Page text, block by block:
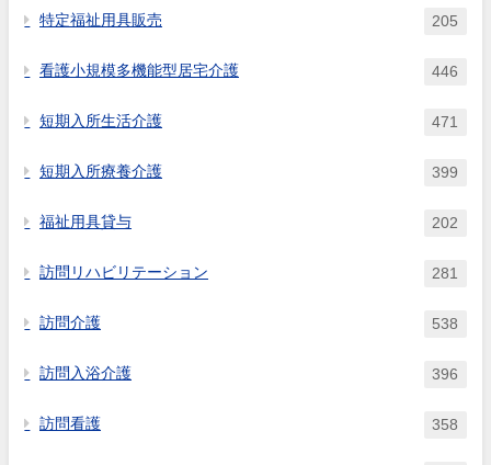
特定福祉用具販売 205
看護小規模多機能型居宅介護 446
短期入所生活介護 471
短期入所療養介護 399
福祉用具貸与 202
訪問リハビリテーション 281
訪問介護 538
訪問入浴介護 396
訪問看護 358